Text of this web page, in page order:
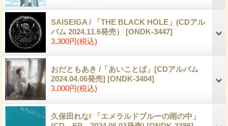
SAISEIGA / 「THE BLACK HOLE」(CDアル
バム 2024.11.6発売） [ONDK-3447]
3,300円(税込)
おだともあき /「あいことば」[CDアルバム
2024.04.06発売] [ONDK-3404]
3,000円(税込)
久保田れな/ 「エメラルドブルーの雨の中」